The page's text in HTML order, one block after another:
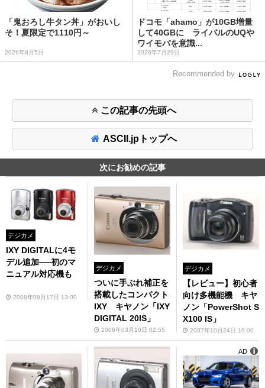
「鬼おろし牛タン丼」がおいし
そ！夏限定で1110円～
2026年8月5日
ドコモ「ahamo」が10GB増量
して40GBに ライバルのUQや
ワイモバを意識...
2026年7月29日
Recommended by
この記事の先頭へ
ASCII.jpトップへ
次にお勧めの記事
デジカメ
IXY DIGITALに4モ
デル追加──初のマ
ニュアル対応機も
2008年09月17日 13:00
デジカメ
ついに手ぶれ補正を
搭載したコンパクト
IXY キヤノン「IXY
DIGITAL 20IS」
2008年03月10日 02:55
デジカメ
【レビュー】初心者
向け多機能機 キヤ
ノン「PowerShot S
X100 IS」
2007年10月24日 19:00
AD